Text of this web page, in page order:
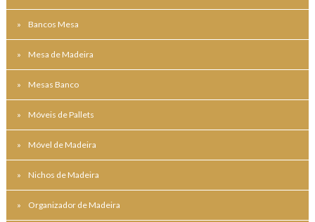
Bancos Mesa
Mesa de Madeira
Mesas Banco
Móveis de Pallets
Móvel de Madeira
Nichos de Madeira
Organizador de Madeira